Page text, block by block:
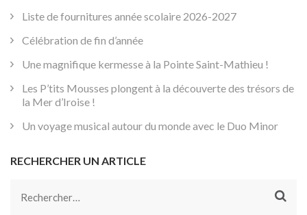
Liste de fournitures année scolaire 2026-2027
Célébration de fin d’année
Une magnifique kermesse à la Pointe Saint-Mathieu !
Les P’tits Mousses plongent à la découverte des trésors de
la Mer d’Iroise !
Un voyage musical autour du monde avec le Duo Minor
RECHERCHER UN ARTICLE
Rechercher :